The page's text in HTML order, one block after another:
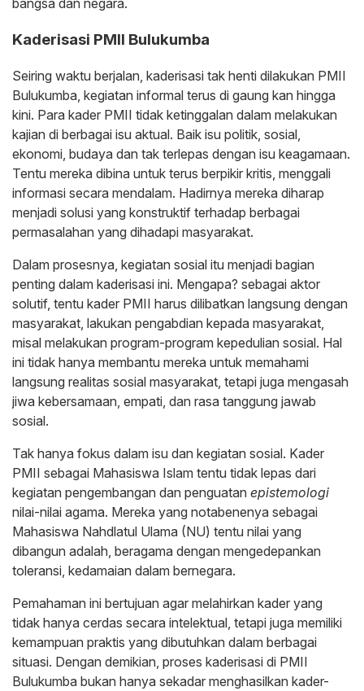
Kaderisasi PMII Bulukumba
Seiring waktu berjalan, kaderisasi tak henti dilakukan PMII
Bulukumba, kegiatan informal terus di gaung kan hingga
kini. Para kader PMII tidak ketinggalan dalam melakukan
kajian di berbagai isu aktual. Baik isu politik, sosial,
ekonomi, budaya dan tak terlepas dengan isu keagamaan.
Tentu mereka dibina untuk terus berpikir kritis, menggali
informasi secara mendalam. Hadirnya mereka diharap
menjadi solusi yang konstruktif terhadap berbagai
permasalahan yang dihadapi masyarakat.
Dalam prosesnya, kegiatan sosial itu menjadi bagian
penting dalam kaderisasi ini. Mengapa? sebagai aktor
solutif, tentu kader PMII harus dilibatkan langsung dengan
masyarakat, lakukan pengabdian kepada masyarakat,
misal melakukan program-program kepedulian sosial. Hal
ini tidak hanya membantu mereka untuk memahami
langsung realitas sosial masyarakat, tetapi juga mengasah
jiwa kebersamaan, empati, dan rasa tanggung jawab
sosial.
Tak hanya fokus dalam isu dan kegiatan sosial. Kader
PMII sebagai Mahasiswa Islam tentu tidak lepas dari
kegiatan pengembangan dan penguatan epistemologi
nilai-nilai agama. Mereka yang notabenenya sebagai
Mahasiswa Nahdlatul Ulama (NU) tentu nilai yang
dibangun adalah, beragama dengan mengedepankan
toleransi, kedamaian dalam bernegara.
Pemahaman ini bertujuan agar melahirkan kader yang
tidak hanya cerdas secara intelektual, tetapi juga memiliki
kemampuan praktis yang dibutuhkan dalam berbagai
situasi. Dengan demikian, proses kaderisasi di PMII
Bulukumba bukan hanya sekadar menghasilkan kader-